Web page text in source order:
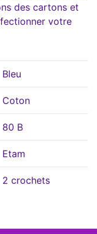
des cartons et
votre
Bleu
Coton
80 B
Etam
2 crochets